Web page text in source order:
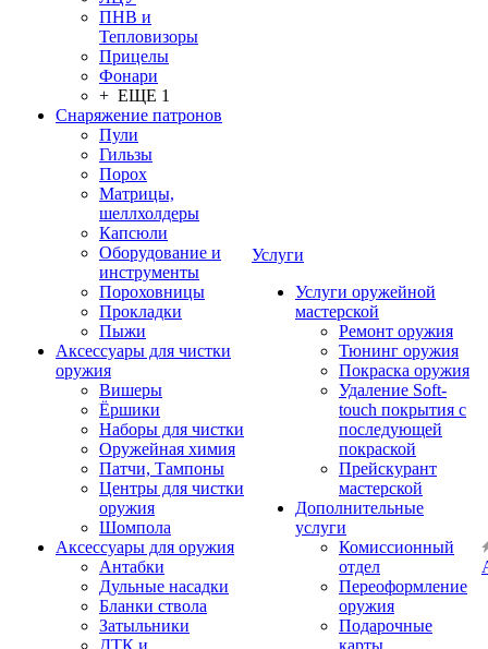
ПНВ и
Тепловизоры
Прицелы
Фонари
+ ЕЩЕ 1
Снаряжение патронов
Пули
Гильзы
Порох
Матрицы,
шеллхолдеры
Капсюли
Оборудование и
инструменты
Пороховницы
Прокладки
Пыжи
Аксессуары для чистки
оружия
Вишеры
Ёршики
Наборы для чистки
Оружейная химия
Патчи, Тампоны
Центры для чистки
оружия
Шомпола
Аксессуары для оружия
Антабки
Дульные насадки
Бланки ствола
Затыльники
ДТК и
Услуги
Услуги оружейной
мастерской
Ремонт оружия
Тюнинг оружия
Покраска оружия
Удаление Soft-
touch покрытия с
последующей
покраской
Прейскурант
мастерской
Дополнительные
услуги
Комиссионный
отдел
Переоформление
оружия
Подарочные
карты